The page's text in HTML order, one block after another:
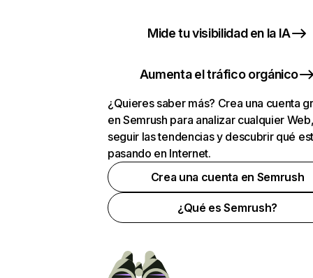
Mide tu visibilidad en la IA
Aumenta el tráfico orgánico
¿Quieres saber más? Crea una cuenta
en Semrush para analizar cualquier
seguir las tendencias y descubrir qué
pasando en Internet.
Crea una cuenta en Semrush
¿Qué es Semrush?